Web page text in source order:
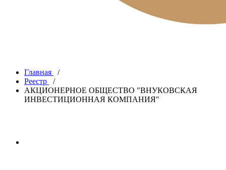
Главная
/
Реестр
/
АКЦИОНЕРНОЕ ОБЩЕСТВО "ВНУКОВСКАЯ
ИНВЕСТИЦИОННАЯ КОМПАНИЯ"